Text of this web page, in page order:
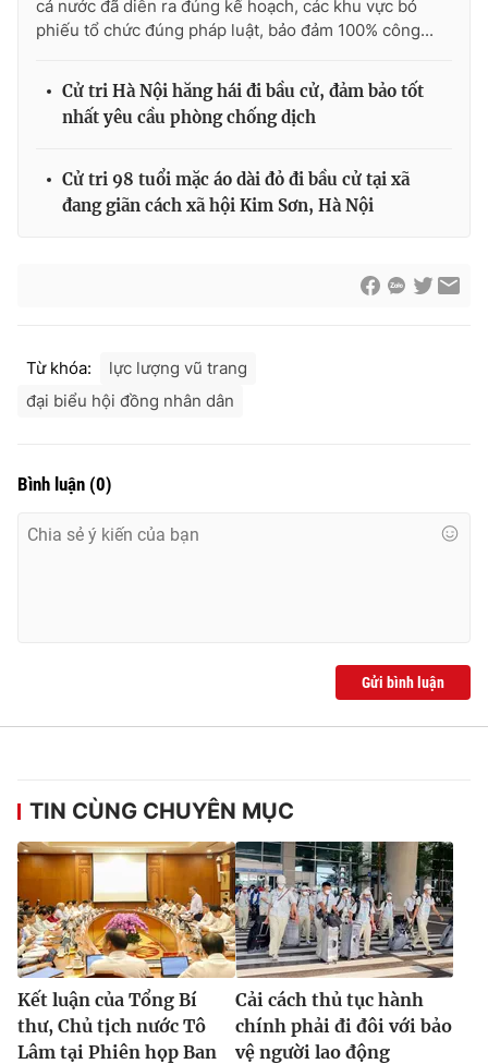
cả nước đã diễn ra đúng kế hoạch, các khu vực bỏ
phiếu tổ chức đúng pháp luật, bảo đảm 100% công...
Cử tri Hà Nội hăng hái đi bầu cử, đảm bảo tốt
nhất yêu cầu phòng chống dịch
Cử tri 98 tuổi mặc áo dài đỏ đi bầu cử tại xã
đang giãn cách xã hội Kim Sơn, Hà Nội
Từ khóa:
lực lượng vũ trang
đại biểu hội đồng nhân dân
Bình luận (0)
Gửi bình luận
TIN CÙNG CHUYÊN MỤC
Kết luận của Tổng Bí
thư, Chủ tịch nước Tô
Lâm tại Phiên họp Ban
Cải cách thủ tục hành
chính phải đi đôi với bảo
vệ người lao động